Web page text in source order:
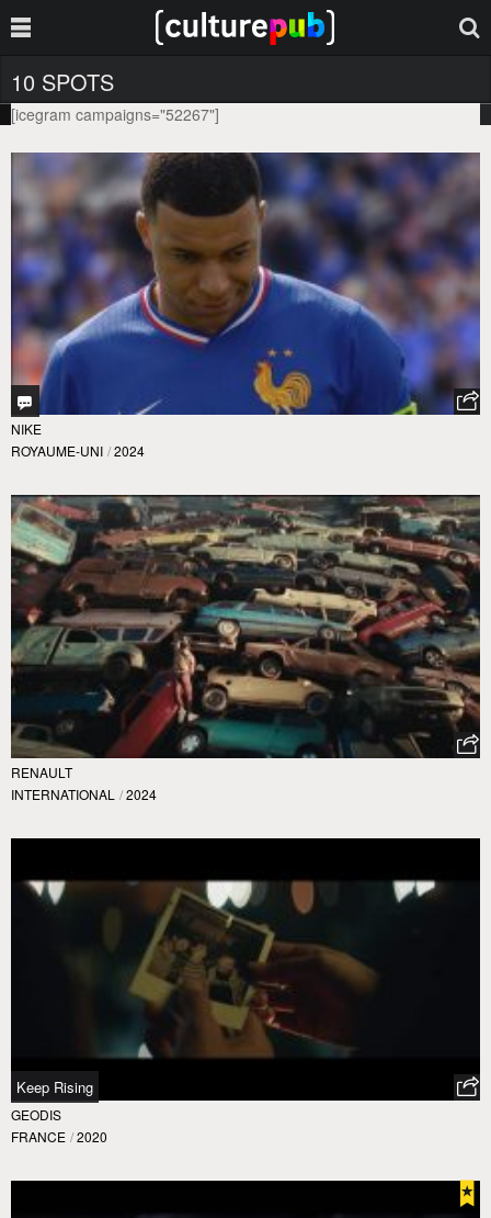
10 SPOTS
[icegram campaigns="52267"]
NIKE
ROYAUME-UNI / 2024
RENAULT
INTERNATIONAL / 2024
Keep Rising
GEODIS
FRANCE / 2020